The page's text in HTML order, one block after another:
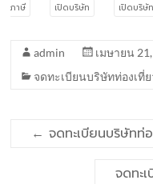
ภาษี
เปิดบริษัท เปิดบริษั
admin
เมษายน
จดทะเบียนบริษัทท่องเที่
← จดทะเบียนบริษัทท่อ
จดทะ